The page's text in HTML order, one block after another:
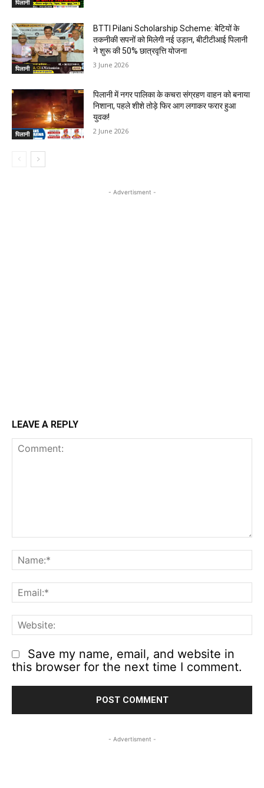
पिलानी
पिलानी
BTTI Pilani Scholarship Scheme: बेटियों के
तकनीकी सपनों को मिलेगी नई उड़ान, बीटीटीआई पिलानी
ने शुरू की 50% छात्रवृत्ति योजना
3 June 2026
पिलानी
पिलानी में नगर पालिका के कचरा संग्रहण वाहन को बनाया
निशाना, पहले शीशे तोड़े फिर आग लगाकर फरार हुआ
युवक!
2 June 2026
- Advertisment -
LEAVE A REPLY
Save my name, email, and website in
this browser for the next time I comment.
- Advertisment -